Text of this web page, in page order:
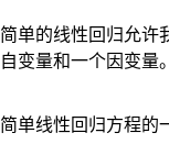
简单的线性回归允
自变量和一个因变量。
简单线性回归方程的